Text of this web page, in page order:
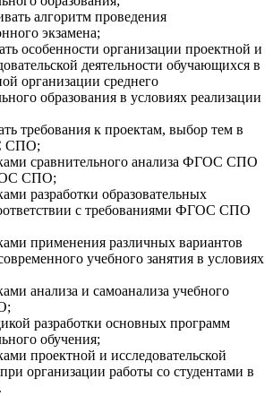
алгоритм проведения
экзамена;
особенности организации проектной и
деятельности обучающихся в
организации среднего
образования в условиях реализации
требования к проектам, выбор тем в
СПО;
сравнительного анализа ФГОС СПО
СПО;
разработки образовательных
с требованиями ФГОС СПО
применения различных вариантов
учебного занятия в условиях
анализа и самоанализа учебного
разработки основных программ
обучения;
проектной и исследовательской
организации работы со студентами в